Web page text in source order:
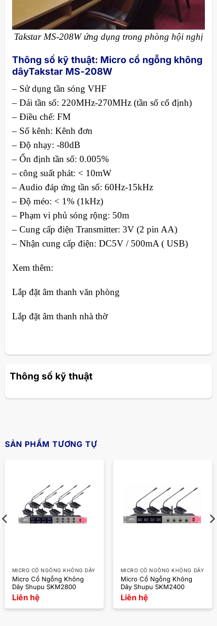
Takstar MS-208W ứng dụng trong phòng hội nghị
Thông số kỹ thuật: Micro cổ ngỗng không
dâyTakstar MS-208W
– Sử dụng tần sóng VHF
– Dải tần số: 220MHz-270MHz (tần số cố định)
– Điều chế: FM
– Số kênh: Kênh đơn
– Độ nhạy: -80dB
– Ổn định tần số: 0.005%
– công suất phát: < 10mW
– Audio đáp ứng tần số: 60Hz-15kHz
– Độ méo: < 1% (1kHz)
– Phạm vi phủ sóng rộng: 50m
– Cung cấp điện Transmitter: 3V (2 pin AA)
– Nhận cung cấp điện: DC5V / 500mA ( USB)
Xem thêm:
Lắp đặt âm thanh văn phòng
Lắp đặt âm thanh nhà thờ
Thông số kỹ thuật
SẢN PHẨM TƯƠNG TỰ
MICRO CỔ NGỖNG KHÔNG DÂY
Micro Cổ Ngỗng Không
Dây Shupu SKM2800
Liên hệ
MICRO CỔ NGỖNG KHÔNG DÂY
Micro Cổ Ngỗng Không
Dây Shupu SKM2400
Liên hệ